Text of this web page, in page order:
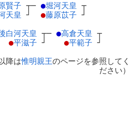
賢子 ┬
天皇 ┘
─ ●堀河天皇 ┬
●藤原苡子 ┘
白河天皇 ┬
●平滋子 ┘
─ ●高倉天皇 ┬
●平範子 ┘
降は惟明親王のページを参照してく
ださい）